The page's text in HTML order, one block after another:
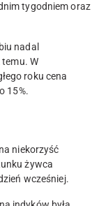
tygodniem oraz
nadal
W
roku cena
15%.
niekorzyść
żywca
wcześniej.